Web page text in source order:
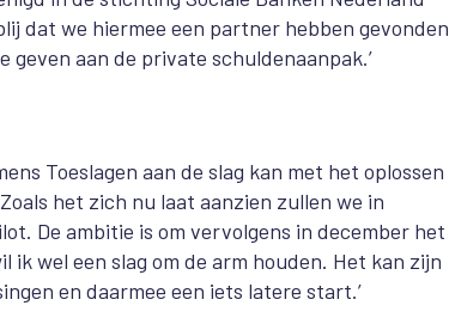
dat we hiermee een partner hebben gevonden
aan de private schuldenaanpak.’
Toeslagen aan de slag kan met het oplossen
het zich nu laat aanzien zullen we in
De ambitie is om vervolgens in december het
wel een slag om de arm houden. Het kan zijn
en daarmee een iets latere start.’